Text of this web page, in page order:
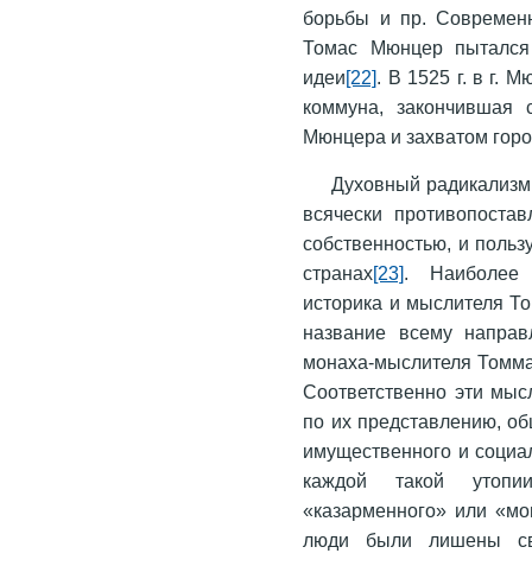
борьбы и пр.
Томас Мюнцер пытался
идеи[22]. В 1525 г. в г.
коммуна, закончившая
Мюнцера и захватом
Духовный
всячески
собственностью, и
странах[23]. Наиболее
историка и мыслителя
название всему
монаха-мыслителя
Соответственно эти
по их представлению,
имущественного и
каждой такой
«казарменного» или
люди были лишены